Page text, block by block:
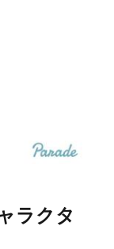
ラクタ